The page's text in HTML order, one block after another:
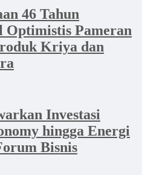
46 Tahun
Optimistis Pameran
Kriya dan
Investasi
hingga Energi
Bisnis